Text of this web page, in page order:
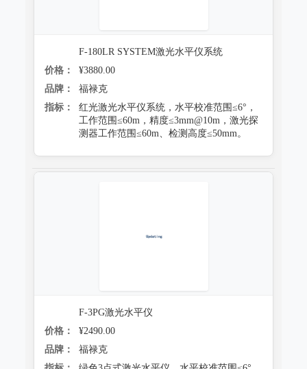
F-180LR SYSTEM激光水平仪系统
价格：
¥3880.00
品牌：
福禄克
指标：
红光激光水平仪系统，水平校准范围≤6°，
工作范围≤60m，精度≤3mm@10m，激光探
测器工作范围≤60m、检测高度≤50mm。
F-3PG激光水平仪
价格：
¥2490.00
品牌：
福禄克